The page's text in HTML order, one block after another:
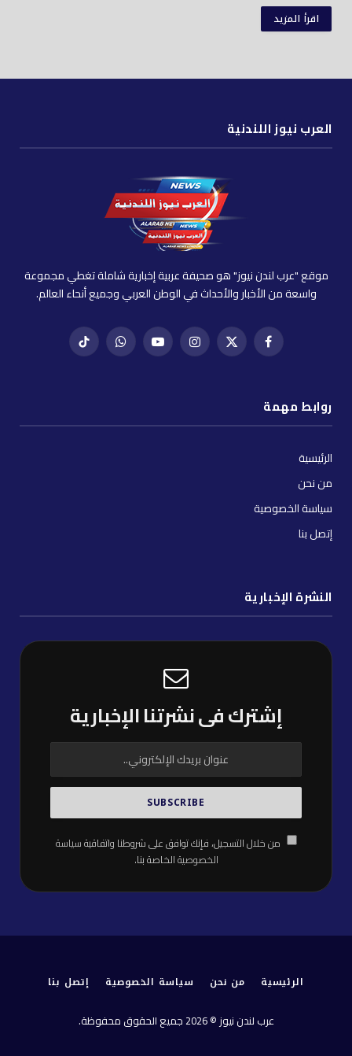
اقرأ المزيد
العرب نيوز اللندنية
موقع "عرب لندن نيوز" هو صحيفة عربية إخبارية شاملة تغطي مجموعة
واسعة من الأخبار والأحداث في الوطن العربي وجميع أنحاء العالم.
فيسبوكX
إنستغراميوتيوب واتساب تيك
روابط مهمة
الرئيسية
من نحن
سياسة الخصوصية
إتصل بنا
النشرة الإخبارية
إشترك فى نشرتنا الإخبارية
من خلال التسجيل، فإنك توافق على شروطنا واتفاقيةسياسة
الخصوصيةالخاصة بنا.
الرئيسية من نحن سياسة الخصوصية إتصل بنا
عرب لندن نيوز © 2026 جميع الحقوق محفوظة.